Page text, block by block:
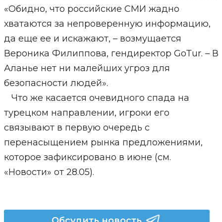
«Обидно, что российские СМИ жадно
хватаются за непроверенную информацию,
да еще ее и искажают, – возмущается
Вероника Филиппова, гендиректор GoТur. – В
Аланье нет ни малейших угроз для
безопасности людей».
Что же касается очевидного спада на
турецком направлении, игроки его
связывают в первую очередь с
перенасыщением рынка предложениями,
которое зафиксировано в июне (см.
«Новости» от 28.05).